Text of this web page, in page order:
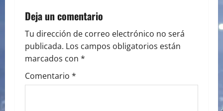
n
a
v
i
Deja un comentario
Tu dirección de correo electrónico no será
publicada. Los campos obligatorios están
marcados con *
Comentario *